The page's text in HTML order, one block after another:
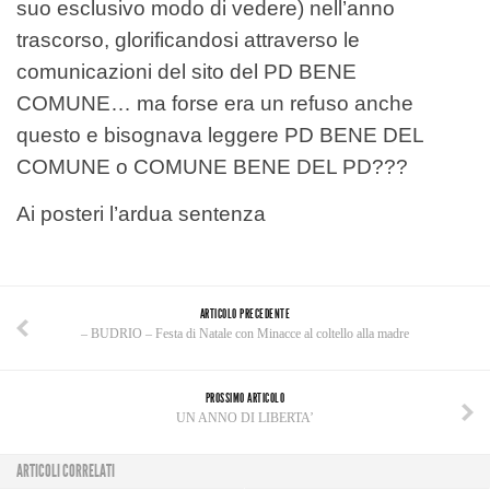
suo esclusivo modo di vedere) nell’anno
trascorso, glorificandosi attraverso le
comunicazioni del sito del PD BENE
COMUNE… ma forse era un refuso anche
questo e bisognava leggere PD BENE DEL
COMUNE o COMUNE BENE DEL PD???
Ai posteri l’ardua sentenza
ARTICOLO PRECEDENTE
– BUDRIO – Festa di Natale con Minacce al coltello alla madre
PROSSIMO ARTICOLO
UN ANNO DI LIBERTA’
ARTICOLI CORRELATI